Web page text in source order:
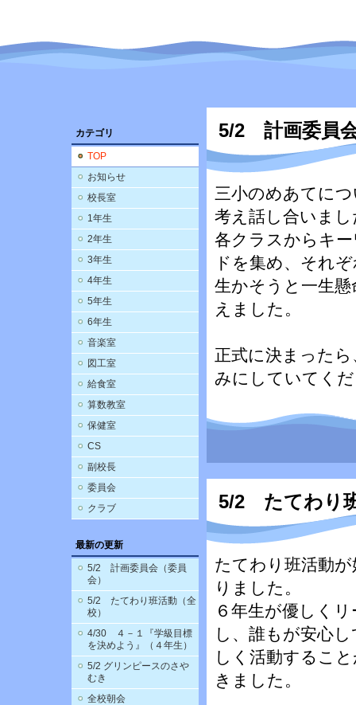
カテゴリ
TOP
お知らせ
校長室
1年生
2年生
3年生
4年生
5年生
6年生
音楽室
図工室
給食室
算数教室
保健室
CS
副校長
委員会
クラブ
最新の更新
5/2 計画委員会（委員
会）
5/2 たてわり班活動（全
校）
4/30 ４－１『学級目標
を決めよう』（４年生）
5/2 グリンピースのさや
むき
全校朝会
5/2 計画委員
三小のめあてに
考え話し合いまし
各クラスからキ
ドを集め、それ
生かそうと一生懸
えました。
正式に決まった
みにしていてく
5/2 たてわり
たてわり班活動が
りました。
６年生が優しくリ
し、誰もが安心し
しく活動するこ
きました。